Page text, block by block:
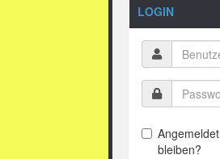
LOGIN
Angemeldet
bleiben?